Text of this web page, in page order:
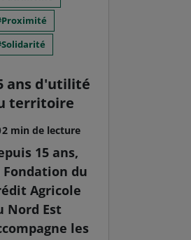
Proximité
Solidarité
ans d'utilité
territoire
2 min de lecture
15 ans,
Fondation du
Agricole
Nord Est
les